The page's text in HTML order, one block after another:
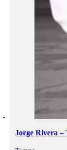
Jorge Rivera